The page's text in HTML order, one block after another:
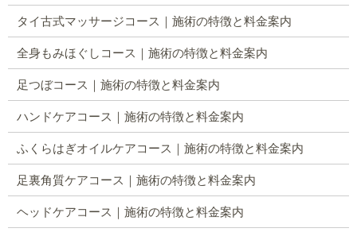
タイ古式マッサージコース｜施術の特徴と料金案内
全身もみほぐしコース｜施術の特徴と料金案内
足つぼコース｜施術の特徴と料金案内
ハンドケアコース｜施術の特徴と料金案内
ふくらはぎオイルケアコース｜施術の特徴と料金案内
足裏角質ケアコース｜施術の特徴と料金案内
ヘッドケアコース｜施術の特徴と料金案内